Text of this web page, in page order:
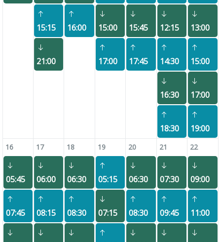
15:15
21:00
16:00 15:00
17:00
15:45
17:45
12:15
14:30
16:30
18:30
13:00
15:00
17:00
19:00
16
05:45
07:45
17
06:00
08:15
18
06:30
08:30
19
05:15
07:15
20
06:30
08:30
21
07:30
09:45
22
09:00
11:00